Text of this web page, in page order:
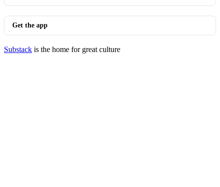
Get the app
Substack is the home for great culture